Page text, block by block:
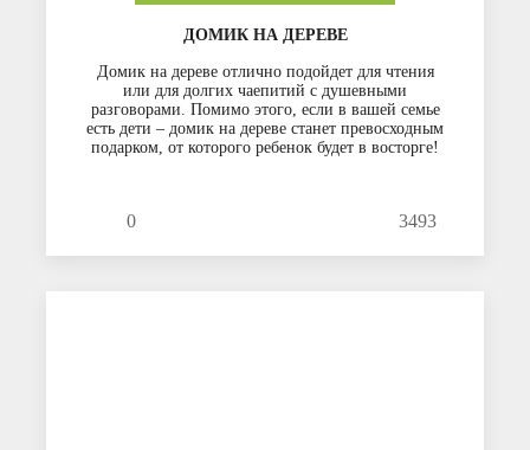
ДОМИК НА ДЕРЕВЕ
Домик на дереве отлично подойдет для чтения
или для долгих чаепитий с душевными
разговорами. Помимо этого, если в вашей семье
есть дети – домик на дереве станет превосходным
подарком, от которого ребенок будет в восторге!
0 3493